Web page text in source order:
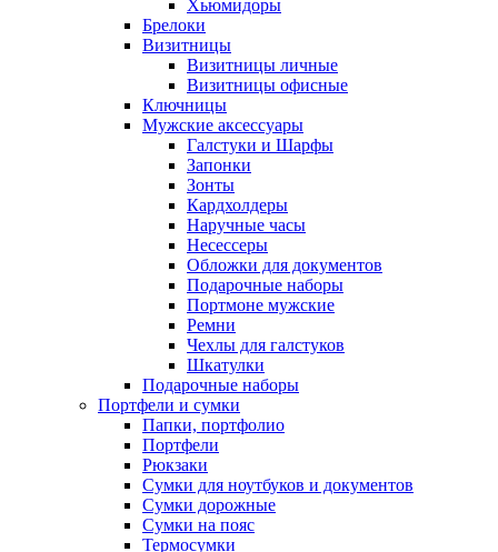
Хьюмидоры
Брелоки
Визитницы
Визитницы личные
Визитницы офисные
Ключницы
Мужские аксессуары
Галстуки и Шарфы
Запонки
Зонты
Кардхолдеры
Наручные часы
Несессеры
Обложки для документов
Подарочные наборы
Портмоне мужские
Ремни
Чехлы для галстуков
Шкатулки
Подарочные наборы
Портфели и сумки
Папки, портфолио
Портфели
Рюкзаки
Сумки для ноутбуков и документов
Сумки дорожные
Сумки на пояс
Термосумки